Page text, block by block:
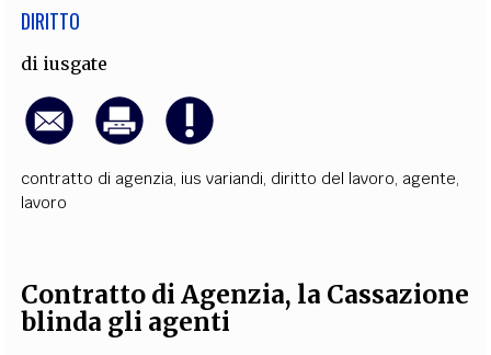
DIRITTO
di iusgate
contratto di agenzia, ius variandi, diritto del lavoro, agente,
lavoro
Contratto di Agenzia, la Cassazione
blinda gli agenti